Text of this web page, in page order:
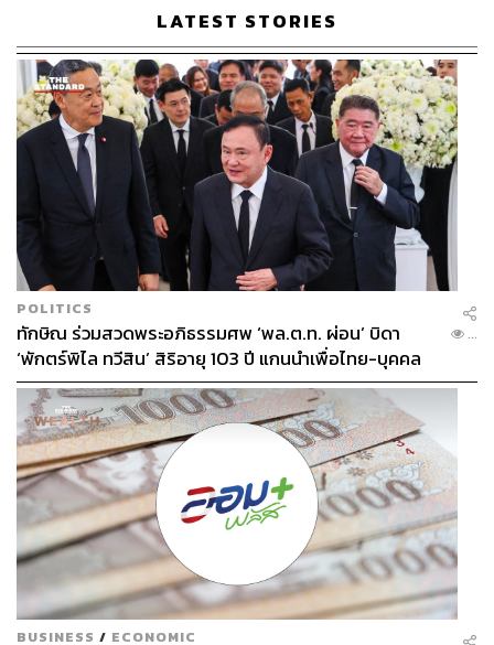
LATEST STORIES
POLITICS
ทักษิณ ร่วมสวดพระอภิธรรมศพ ‘พล.ต.ท. ผ่อน’ บิดา
‘พักตร์พิไล ทวีสิน’ สิริอายุ 103 ปี แกนนำเพื่อไทย-บุคคล
หลากวงการร่วมอาลัย
...
BUSINESS / ECONOMIC